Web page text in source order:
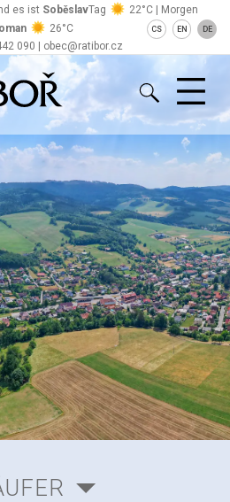
090 | obec@ratibor.cz
es ist SoběslavTag
22°C | Morgen
26°C CS EN DE